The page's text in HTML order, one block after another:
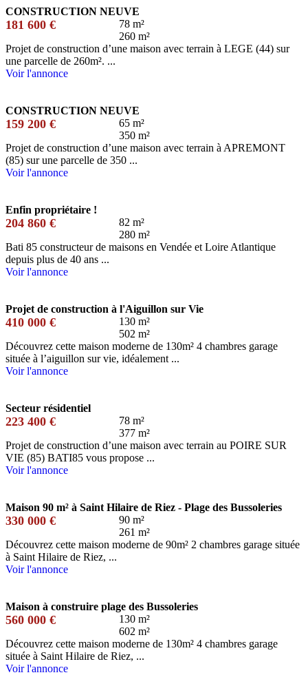
CONSTRUCTION NEUVE
181 600 €
78 m²
260 m²
Projet de construction d’une maison avec terrain à LEGE (44) sur
une parcelle de 260m². ...
Voir l'annonce
CONSTRUCTION NEUVE
159 200 €
65 m²
350 m²
Projet de construction d’une maison avec terrain à APREMONT
(85) sur une parcelle de 350 ...
Voir l'annonce
Enfin propriétaire !
204 860 €
82 m²
280 m²
Bati 85 constructeur de maisons en Vendée et Loire Atlantique
depuis plus de 40 ans ...
Voir l'annonce
Projet de construction à l'Aiguillon sur Vie
410 000 €
130 m²
502 m²
Découvrez cette maison moderne de 130m² 4 chambres garage
située à l’aiguillon sur vie, idéalement ...
Voir l'annonce
Secteur résidentiel
223 400 €
78 m²
377 m²
Projet de construction d’une maison avec terrain au POIRE SUR
VIE (85) BATI85 vous propose ...
Voir l'annonce
Maison 90 m² à Saint Hilaire de Riez - Plage des Bussoleries
330 000 €
90 m²
261 m²
Découvrez cette maison moderne de 90m² 2 chambres garage située
à Saint Hilaire de Riez, ...
Voir l'annonce
Maison à construire plage des Bussoleries
560 000 €
130 m²
602 m²
Découvrez cette maison moderne de 130m² 4 chambres garage
située à Saint Hilaire de Riez, ...
Voir l'annonce